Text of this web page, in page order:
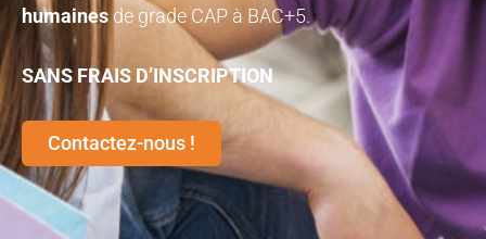
humainesde grade CAP à BAC+5.
SANS FRAIS D’INSCRIPTION
Contactez-nous !